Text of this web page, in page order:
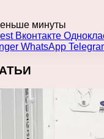
минуты
Вконтакте
WhatsApp